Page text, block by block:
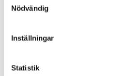
Nödvändig
Inställningar
Statistik
Kerstin Persson
(SMS0709-17 11 58)